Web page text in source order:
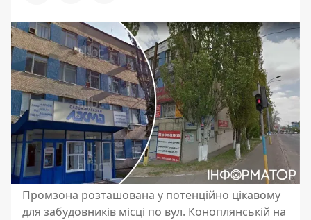
Промзона розташована у потенційно цікавому
для забудовників місці по вул. Коноплянській на